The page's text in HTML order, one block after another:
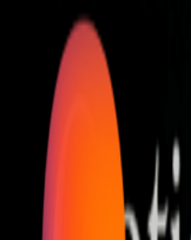
AT PARTNERSが提供するフ
オープンイノベーション活動の
詳しく見る
AT PARTNERS3つの強み